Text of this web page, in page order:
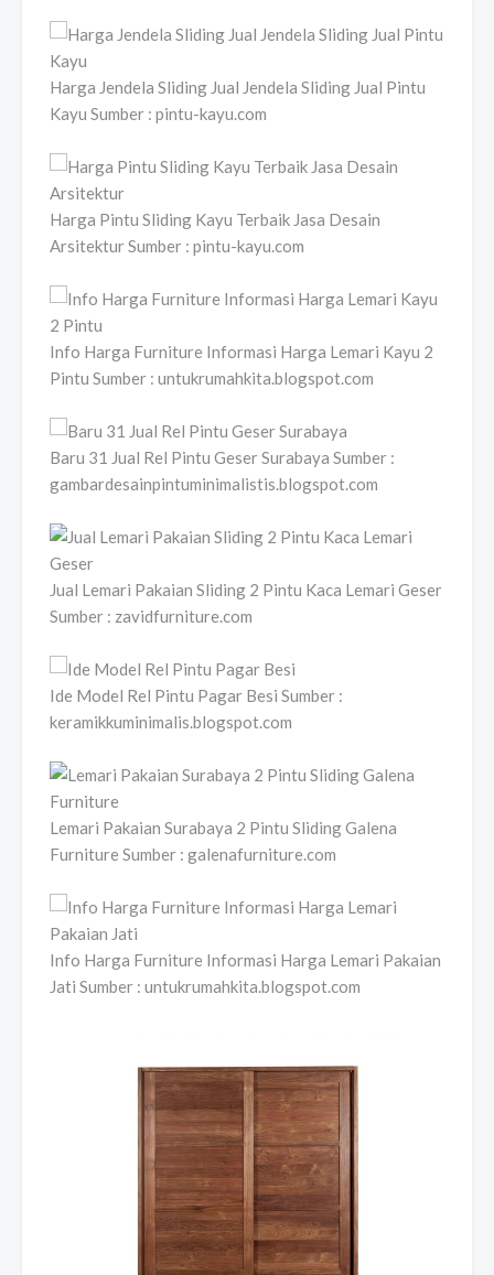
Harga Jendela Sliding Jual Jendela Sliding Jual Pintu
Kayu Sumber : pintu-kayu.com
Harga Pintu Sliding Kayu Terbaik Jasa Desain
Arsitektur Sumber : pintu-kayu.com
Info Harga Furniture Informasi Harga Lemari Kayu 2
Pintu Sumber : untukrumahkita.blogspot.com
Baru 31 Jual Rel Pintu Geser Surabaya Sumber :
gambardesainpintuminimalistis.blogspot.com
Jual Lemari Pakaian Sliding 2 Pintu Kaca Lemari Geser
Sumber : zavidfurniture.com
Ide Model Rel Pintu Pagar Besi Sumber :
keramikkuminimalis.blogspot.com
Lemari Pakaian Surabaya 2 Pintu Sliding Galena
Furniture Sumber : galenafurniture.com
Info Harga Furniture Informasi Harga Lemari Pakaian
Jati Sumber : untukrumahkita.blogspot.com